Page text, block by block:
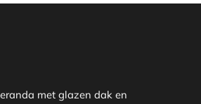
met glazen dak en